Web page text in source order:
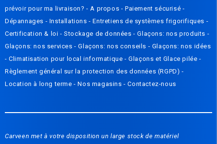
prévoir pour ma livraison? - A propos -Paiement sécurisé -
Dépannages - Installations-Entretiens de systèmes frigorifiques -
Certification & loi -Stockage de données-Glaçons: nos produits -
Glaçons: nos services-Glaçons: nos conseils - Glaçons: nos idées
-Climatisation pour local informatique-Glaçons et Glace pilée-
Règlement général sur la protection des données (RGPD)-
Location à long terme -Nos magasins-Contactez-nous
Carveen met à votre disposition un large stock de matériel